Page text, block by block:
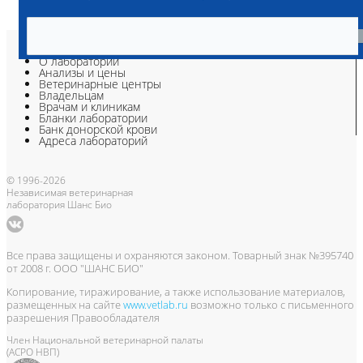
О лаборатории
Анализы и цены
Ветеринарные центры
Владельцам
Врачам и клиникам
Бланки лаборатории
Банк донорской крови
Адреса лабораторий
© 1996-2026
Независимая ветеринарная
лаборатория Шанс Био
Все права защищены и охраняются законом. Товарный знак №395740
от 2008 г. ООО "ШАНС БИО"
Копирование, тиражирование, а также использование материалов,
размещенных на сайтеwww.vetlab.ru возможно только с письменного
разрешения Правообладателя
Член Национальной ветеринарной палаты
(АСРО НВП)